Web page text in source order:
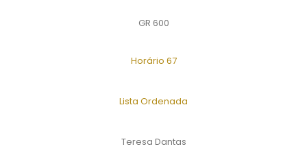
GR 600
Horário 67
Lista Ordenada
Teresa Dantas